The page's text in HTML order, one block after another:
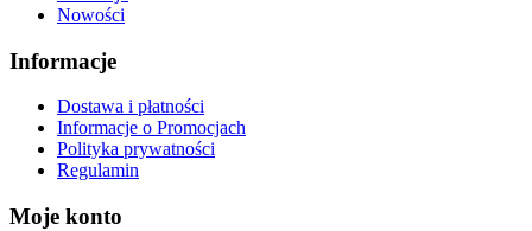
Nowości
Informacje
Dostawa i płatności
Informacje o Promocjach
Polityka prywatności
Regulamin
Moje konto